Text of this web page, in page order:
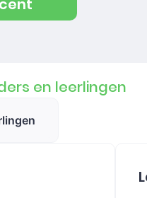
en leerlingen